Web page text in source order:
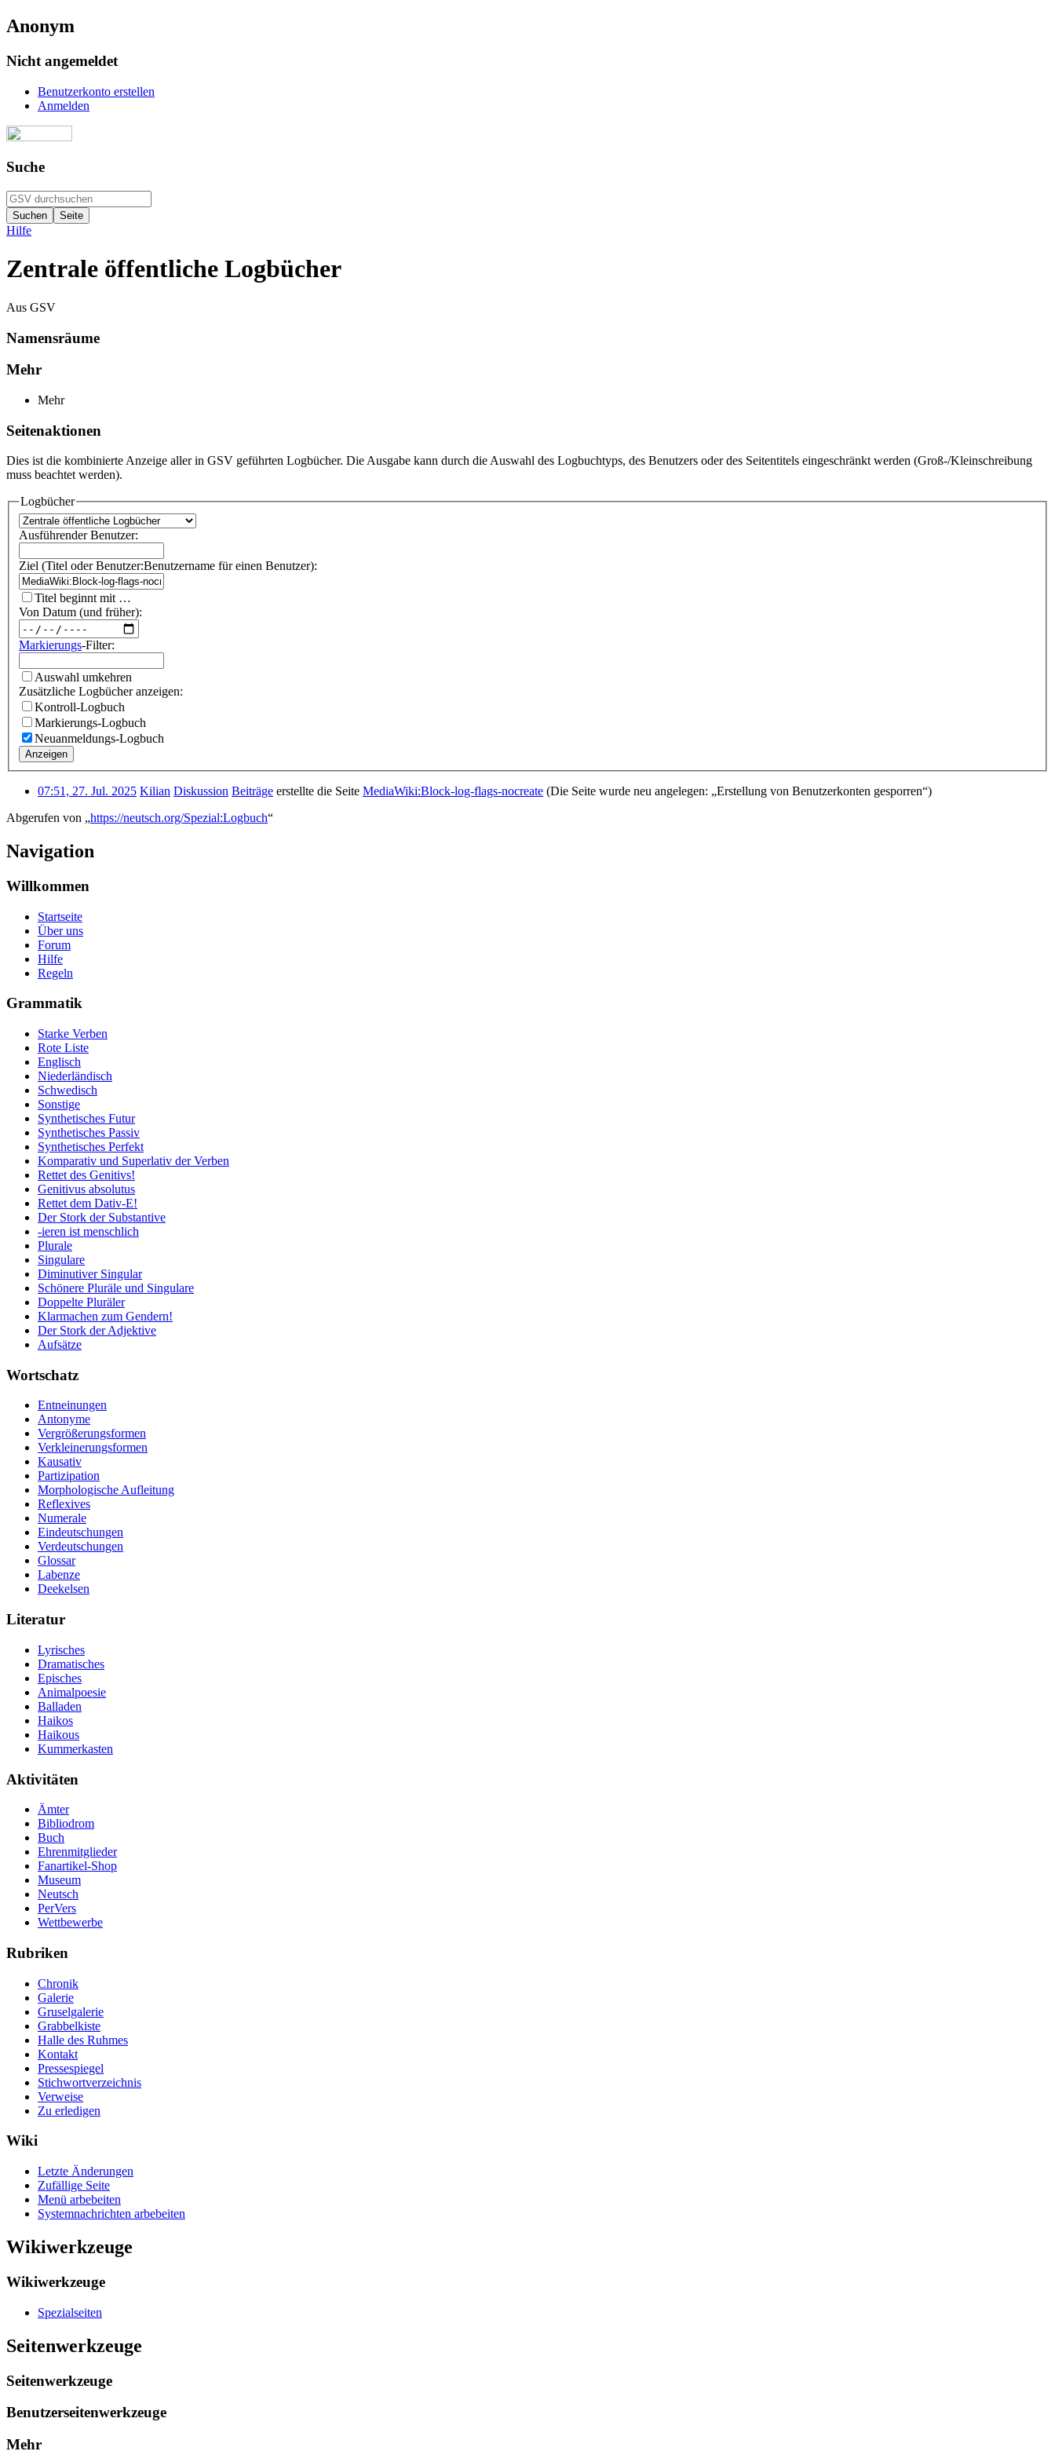
Anonym
Nicht angemeldet
Benutzerkonto erstellen
Anmelden
Suche
Hilfe
Zentrale öffentliche Logbücher
Aus GSV
Namensräume
Mehr
Mehr
Seitenaktionen
Dies ist die kombinierte Anzeige aller in GSV geführten Logbücher. Die Ausgabe kann durch die Auswahl des Logbuchtyps, des Benutzers oder des Seitentitels eingeschränkt werden (Groß-/Kleinschreibung
muss beachtet werden).
Logbücher
Ausführender Benutzer:
Ziel (Titel oder Benutzer:Benutzername für einen Benutzer):
Titel beginnt mit …
Von Datum (und früher):
Markierungs-Filter:
Auswahl umkehren
Zusätzliche Logbücher anzeigen:
Kontroll-Logbuch
Markierungs-Logbuch
Neuanmeldungs-Logbuch
Anzeigen
07:51, 27. Jul. 2025 Kilian Diskussion Beiträge erstellte die Seite MediaWiki:Block-log-flags-nocreate (Die Seite wurde neu angelegen: „Erstellung von Benutzerkonten gesporren“)
Abgerufen von „https://neutsch.org/Spezial:Logbuch“
Navigation
Willkommen
Startseite
Über uns
Forum
Hilfe
Regeln
Grammatik
Starke Verben
Rote Liste
Englisch
Niederländisch
Schwedisch
Sonstige
Synthetisches Futur
Synthetisches Passiv
Synthetisches Perfekt
Komparativ und Superlativ der Verben
Rettet des Genitivs!
Genitivus absolutus
Rettet dem Dativ-E!
Der Stork der Substantive
-ieren ist menschlich
Plurale
Singulare
Diminutiver Singular
Schönere Pluräle und Singulare
Doppelte Pluräler
Klarmachen zum Gendern!
Der Stork der Adjektive
Aufsätze
Wortschatz
Entneinungen
Antonyme
Vergrößerungsformen
Verkleinerungsformen
Kausativ
Partizipation
Morphologische Aufleitung
Reflexives
Numerale
Eindeutschungen
Verdeutschungen
Glossar
Labenze
Deekelsen
Literatur
Lyrisches
Dramatisches
Episches
Animalpoesie
Balladen
Haikos
Haikous
Kummerkasten
Aktivitäten
Ämter
Bibliodrom
Buch
Ehrenmitglieder
Fanartikel-Shop
Museum
Neutsch
PerVers
Wettbewerbe
Rubriken
Chronik
Galerie
Gruselgalerie
Grabbelkiste
Halle des Ruhmes
Kontakt
Pressespiegel
Stichwortverzeichnis
Verweise
Zu erledigen
Wiki
Letzte Änderungen
Zufällige Seite
Menü arbebeiten
Systemnachrichten arbebeiten
Wikiwerkzeuge
Wikiwerkzeuge
Spezialseiten
Seitenwerkzeuge
Seitenwerkzeuge
Benutzerseitenwerkzeuge
Mehr